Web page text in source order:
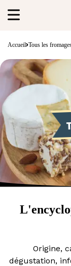
Accueil Tous les
Origine,
dégustation,